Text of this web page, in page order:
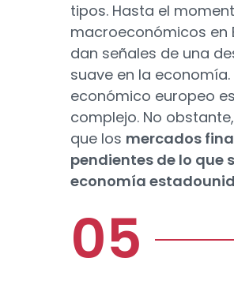
tipos. Hasta el
macroeconómicos en
dan señales de una
suave en la economía.
económico europeo
complejo. No
que los mercados
pendientes de lo que
economía